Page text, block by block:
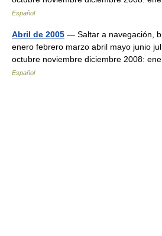
Español
Abril de 2005 — Saltar a navegación,
enero febrero marzo abril mayo junio
octubre noviembre diciembre 2008:
Español